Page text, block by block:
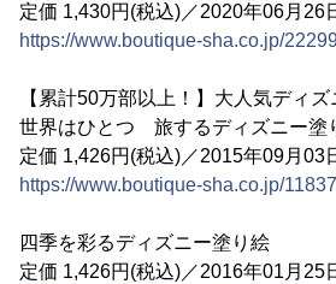
定価 1,430円(税込)／2020年06月26
https://www.boutique-sha.co.jp/
【累計50万部以上！】大人気ディ
世界はひとつ 旅するディズニー塗
定価 1,426円(税込)／2015年09月03
https://www.boutique-sha.co.jp/
四季を彩るディズニー塗り絵
定価 1,426円(税込)／2016年01月25